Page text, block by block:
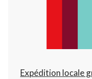
Expédition locale